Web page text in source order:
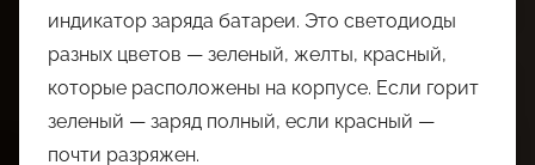
индикатор заряда батареи. Это светодиоды
разных цветов — зеленый, желты, красный,
которые расположены на корпусе. Если горит
зеленый — заряд полный, если красный —
почти разряжен.